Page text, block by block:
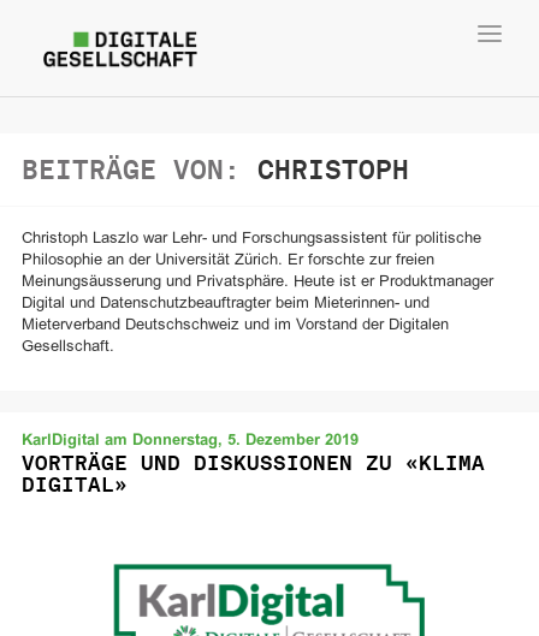
BEITRÄGE VON: CHRISTOPH
Christoph Laszlo war Lehr- und Forschungsassistent für politische
Philosophie an der Universität Zürich. Er forschte zur freien
Meinungsäusserung und Privatsphäre. Heute ist er Produktmanager
Digital und Datenschutzbeauftragter beim Mieterinnen- und
Mieterverband Deutschschweiz und im Vorstand der Digitalen
Gesellschaft.
KarlDigital am Donnerstag, 5. Dezember 2019
VORTRÄGE UND DISKUSSIONEN ZU «KLIMA
DIGITAL»